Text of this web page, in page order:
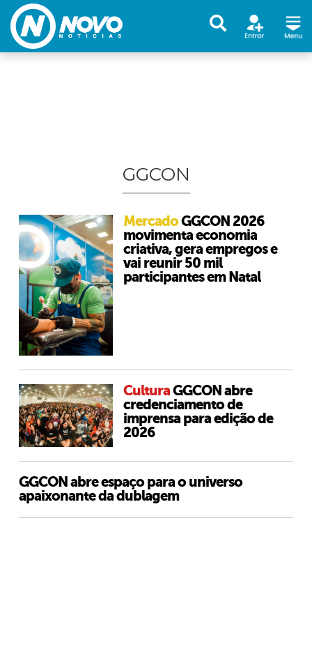
GGCON
MercadoGGCON 2026
movimenta economia
criativa, gera empregos e
vai reunir 50 mil
participantes em Natal
CulturaGGCON abre
credenciamento de
imprensa para edição de
2026
GGCON abre espaço para o universo
apaixonante da dublagem